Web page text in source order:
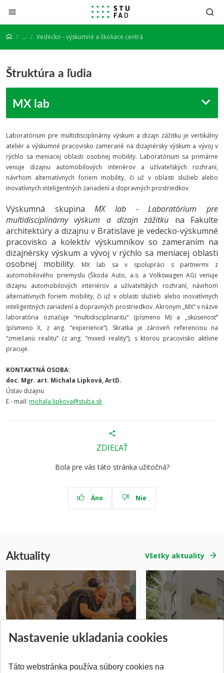
Prejsť na obsah
... Vedecko - výskumné a školiace centrá
Štruktúra a ľudia
MX lab
Laboratórium pre multidisciplinárny výskum a dizajn zážitku je vertikálny
ateliér a výskumné pracovisko zamerané na dizajnérsky výskum a vývoj v
rýchlo sa meniacej oblasti osobnej mobility. Laboratórium sa primárne
venuje dizajnu automobilových interiérov a užívateľských rozhraní,
návrhom alternatívnych foriem mobility, či už v oblasti služieb alebo
inovatívnych inteligentných zariadení a dopravných prostriedkov.
Výskumná skupinaMX lab - Laboratórium pre
multidisciplinárny výskum a dizajn zážitku na Fakulte
architektúry a dizajnu v Bratislave je vedecko-výskumné
pracovisko a kolektív výskumníkov so zameraním na
dizajnérsky výskum a vývoj v rýchlo sa meniacej oblasti
osobnej mobility.
MX lab sa v spolupráci s partnermi z
automobilového priemyslu (Škoda Auto, a.s. a Volkswagen AG) venuje
dizajnu automobilových interiérov a užívateľských rozhraní, návrhom
alternatívnych foriem mobility, či už v oblasti služieb alebo inovatívnych
inteligentných zariadení a dopravných prostriedkov. Akronym „MX“ v názve
laboratória označuje “multidisciplinaritu“ (písmeno M) a „skúsenosť“
(písmeno X, z ang. “experience”). Skratka je zároveň referenciou na
“zmiešanú realitu” (z ang. “mixed reality”), s ktorou pracovisko aktívne
pracuje.
KONTAKTNÁ OSOBA:
doc. Mgr. art. Michala Lipková, ArtD.
Ústav dizajnu
E - mail: michala.lipkova@stuba.sk
ZDIEĽAŤ
Bola pre vás táto stránka užitočná?
Áno Nie
Aktuality Všetky aktuality
Pridané 14.07.2026 Pridané 03.07.2026
Nastavenie ukladania cookies
Táto webstránka používa súbory cookies na